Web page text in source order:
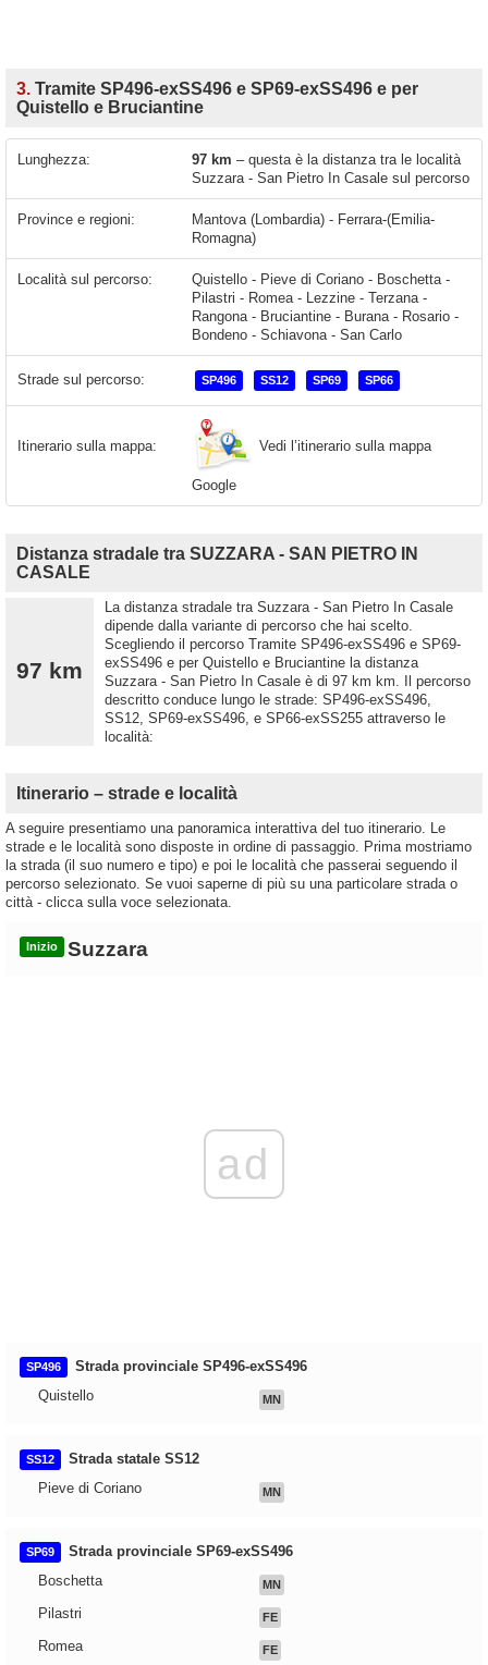
3. Tramite SP496-exSS496 e SP69-exSS496 e per
Quistello e Bruciantine
Lunghezza: 97 km – questa è la distanza tra le località
Suzzara - San Pietro In Casale sul percorso
Province e regioni:
Mantova (Lombardia) - Ferrara-(Emilia-
Romagna)
Località sul percorso:
Quistello - Pieve di Coriano - Boschetta -
Pilastri - Romea - Lezzine - Terzana -
Rangona - Bruciantine - Burana - Rosario -
Bondeno - Schiavona - San Carlo
Strade sul percorso: SP496 SS12 SP69 SP66
Itinerario sulla mappa: Vedi l’itinerario sulla mappa
Google
Distanza stradale tra SUZZARA - SAN PIETRO IN
CASALE
97 km
La distanza stradale tra Suzzara - San Pietro In Casale
dipende dalla variante di percorso che hai scelto.
Scegliendo il percorso Tramite SP496-exSS496 e SP69-
exSS496 e per Quistello e Bruciantine la distanza
Suzzara - San Pietro In Casale è di 97 km km. Il percorso
descritto conduce lungo le strade: SP496-exSS496,
SS12, SP69-exSS496, e SP66-exSS255 attraverso le
località:
Itinerario – strade e località
A seguire presentiamo una panoramica interattiva del tuo itinerario. Le
strade e le località sono disposte in ordine di passaggio. Prima mostriamo
la strada (il suo numero e tipo) e poi le località che passerai seguendo il
percorso selezionato. Se vuoi saperne di più su una particolare strada o
città - clicca sulla voce selezionata.
Inizio Suzzara
ad
SP496
Strada provinciale SP496-exSS496
Quistello
MN
SS12
Strada statale SS12
Pieve di Coriano
MN
SP69
Strada provinciale SP69-exSS496
Boschetta
MN
Pilastri FE
Romea FE